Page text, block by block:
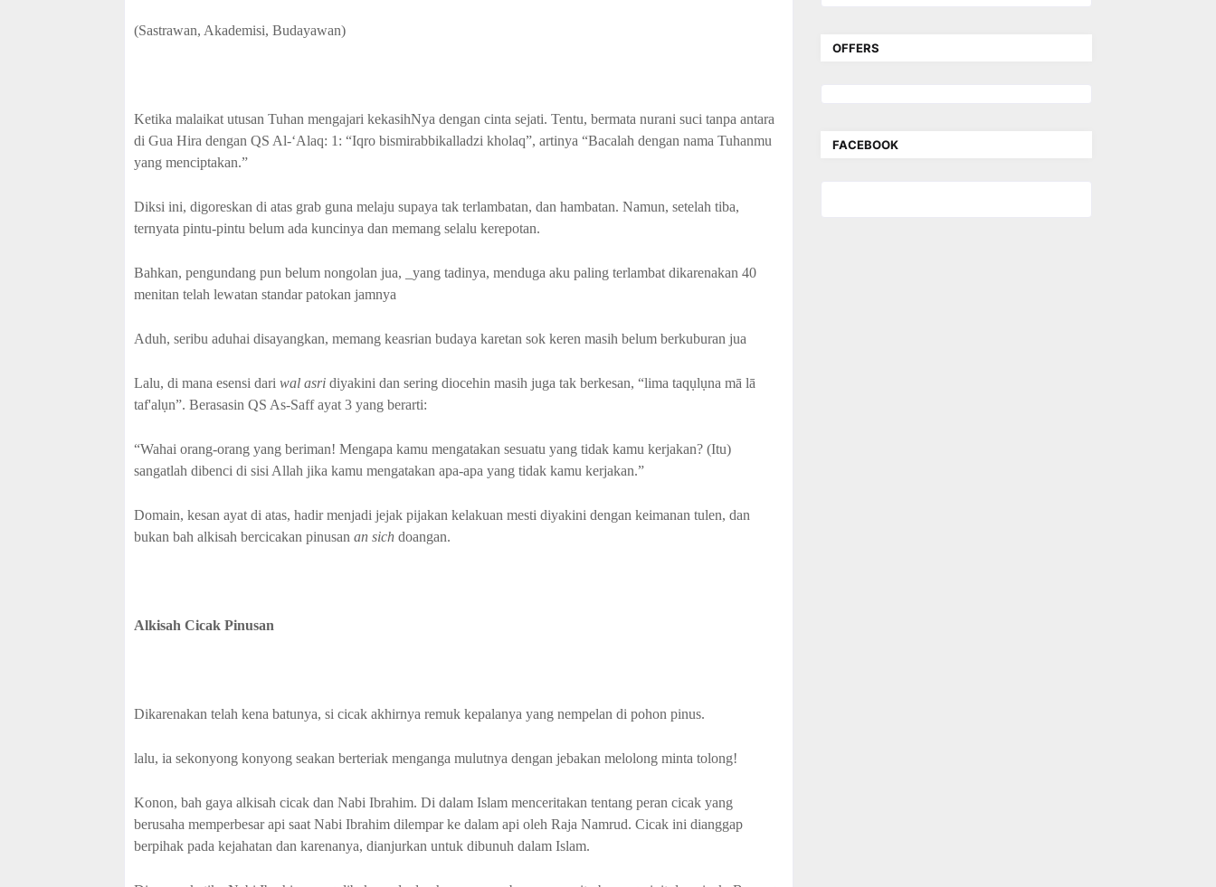
(Sastrawan, Akademisi, Budayawan)
Ketika malaikat utusan Tuhan mengajari kekasihNya dengan cinta sejati. Tentu, bermata nurani suci tanpa antara
di Gua Hira dengan QS Al-‘Alaq: 1: “Iqro bismirabbikalladzi kholaq”, artinya “Bacalah dengan nama Tuhanmu
yang menciptakan.”
Diksi ini, digoreskan di atas grab guna melaju supaya tak terlambatan, dan hambatan. Namun, setelah tiba,
ternyata pintu-pintu belum ada kuncinya dan memang selalu kerepotan.
Bahkan, pengundang pun belum nongolan jua, _yang tadinya, menduga aku paling terlambat dikarenakan 40
menitan telah lewatan standar patokan jamnya
Aduh, seribu aduhai disayangkan, memang keasrian budaya karetan sok keren masih belum berkuburan jua
Lalu, di mana esensi dari wal asri diyakini dan sering diocehin masih juga tak berkesan, “lima taqụlụna mā lā
taf'alụn”. Berasasin QS As-Saff ayat 3 yang berarti:
“Wahai orang-orang yang beriman! Mengapa kamu mengatakan sesuatu yang tidak kamu kerjakan? (Itu)
sangatlah dibenci di sisi Allah jika kamu mengatakan apa-apa yang tidak kamu kerjakan.”
Domain, kesan ayat di atas, hadir menjadi jejak pijakan kelakuan mesti diyakini dengan keimanan tulen, dan
bukan bah alkisah bercicakan pinusan an sich doangan.
Alkisah Cicak Pinusan
Dikarenakan telah kena batunya, si cicak akhirnya remuk kepalanya yang nempelan di pohon pinus.
lalu, ia sekonyong konyong seakan berteriak menganga mulutnya dengan jebakan melolong minta tolong!
Konon, bah gaya alkisah cicak dan Nabi Ibrahim. Di dalam Islam menceritakan tentang peran cicak yang
berusaha memperbesar api saat Nabi Ibrahim dilempar ke dalam api oleh Raja Namrud. Cicak ini dianggap
berpihak pada kejahatan dan karenanya, dianjurkan untuk dibunuh dalam Islam.
OFFERS
FACEBOOK